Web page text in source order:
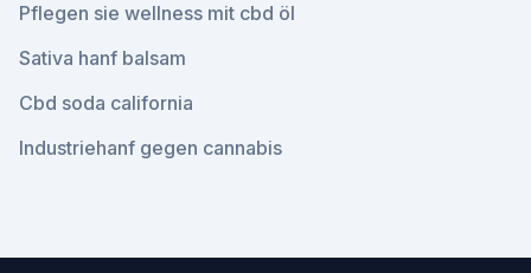
Pflegen sie wellness mit cbd öl
Sativa hanf balsam
Cbd soda california
Industriehanf gegen cannabis